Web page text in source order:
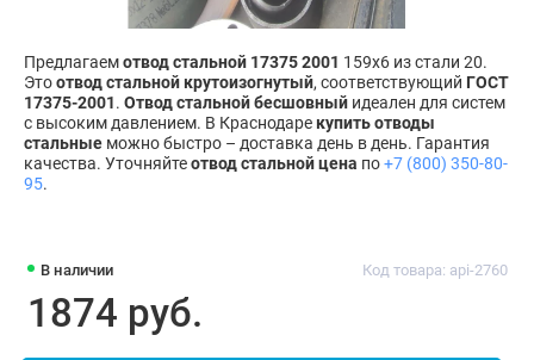
В наличии Код товара: api-2760
1874 руб.
Предлагаемотвод стальной 17375 2001 159х6 из стали 20.
Этоотвод стальной крутоизогнутый, соответствующий ГОСТ
17375-2001. Отвод стальной бесшовный идеален для систем
с высоким давлением. В Краснодаре купить отводы
стальные можно быстро – доставка день в день. Гарантия
качества. Уточняйтеотвод стальной цена по+7 (800) 350-80-
95.